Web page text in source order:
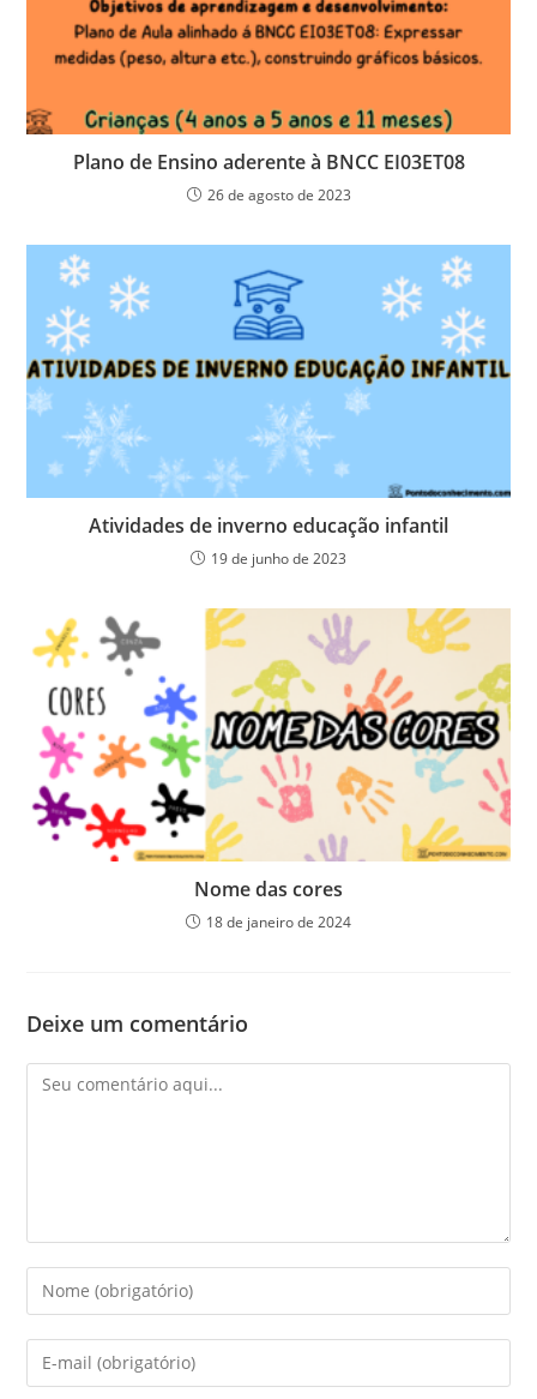
Plano de Ensino aderente à BNCC EI03ET08
26 de agosto de 2023
Atividades de inverno educação infantil
19 de junho de 2023
Nome das cores
18 de janeiro de 2024
Deixe um comentário
Comentário
Digite
seu
nome
ou
Digite
seu